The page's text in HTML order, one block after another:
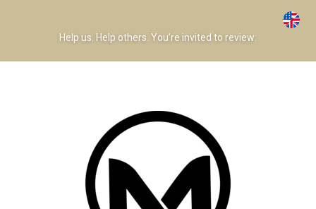
Help us. Help others. You’re invited to review: